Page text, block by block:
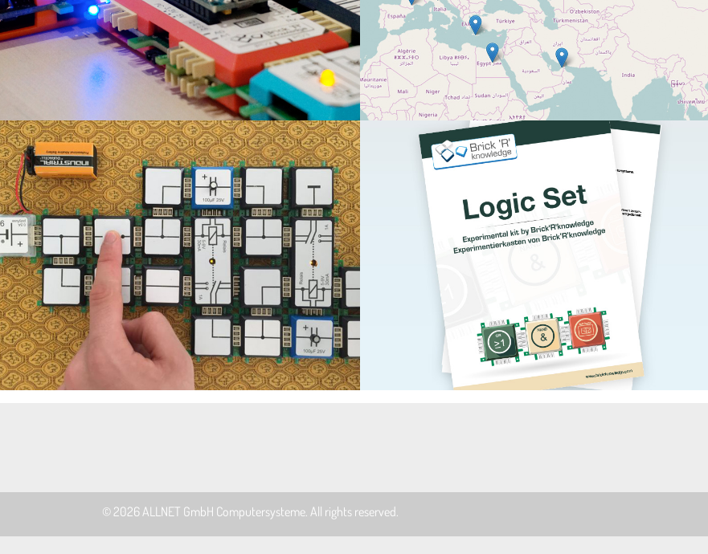
© 2026ALLNET GmbH Computersysteme. All rights reserved.